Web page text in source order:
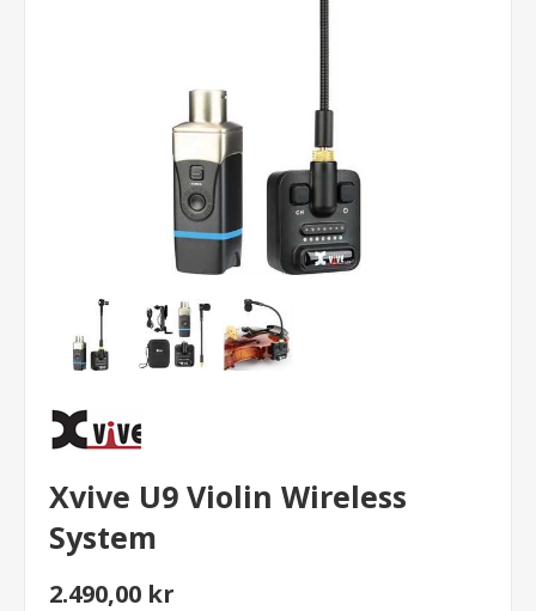
Xvive U9 Violin Wireless
System
2.490,00 kr